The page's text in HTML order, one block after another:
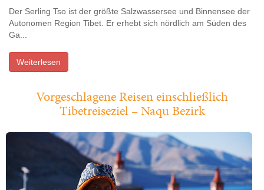
Der Serling Tso ist der größte Salzwassersee und Binnensee der
Autonomen Region Tibet. Er erhebt sich nördlich am Süden des
Ga...
Weiterlesen
Vorgeschlagene Reisen einschließlich
Tibetreiseziel – Naqu Bezirk